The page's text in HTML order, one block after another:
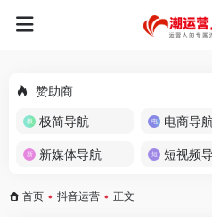
赞助商
极简导航
电商导航
新媒体导航 短视频
首页 • 抖音运营 • 正文